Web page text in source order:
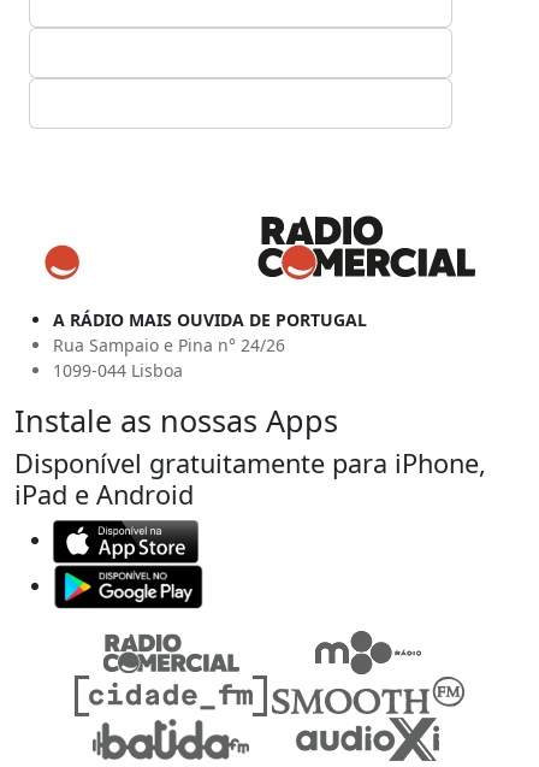
A RÁDIO MAIS OUVIDA DE PORTUGAL
Rua Sampaio e Pina n° 24/26
1099-044 Lisboa
Instale as nossas Apps
Disponível gratuitamente para iPhone,
iPad e Android